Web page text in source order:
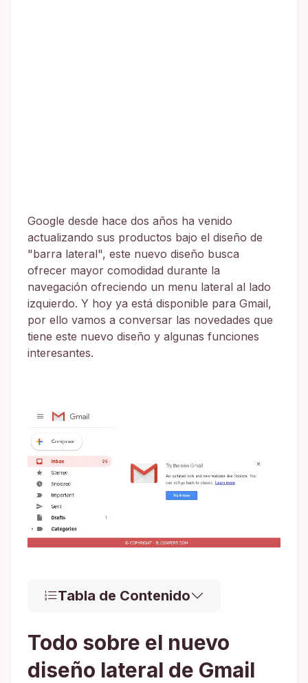
Google desde hace dos años ha venido
actualizando sus productos bajo el diseño de
"barra lateral", este nuevo diseño busca
ofrecer mayor comodidad durante la
navegación ofreciendo un menu lateral al lado
izquierdo. Y hoy ya está disponible para Gmail,
por ello vamos a conversar las novedades que
tiene este nuevo diseño y algunas funciones
interesantes.
Tabla de Contenido
Todo sobre el nuevo
diseño lateral de Gmail